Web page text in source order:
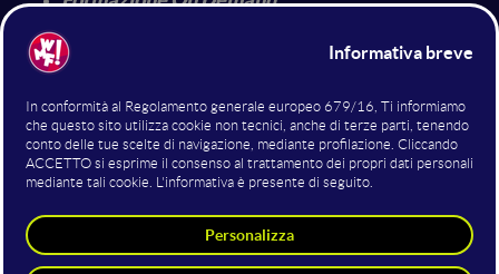
L’obiettivo è quello di fornirti le corrette competenze
non soltanto per mettere in pratica le strategieLocal
SEO, ma anche e soprattutto, per sviluppare una
strategia complessiva che miri a ottenere risultati in
termini diLead Generation .
Con il nostro Corso Local Seo Online potrai sviluppare
una visione altamente strategica, operativa e tecnica,